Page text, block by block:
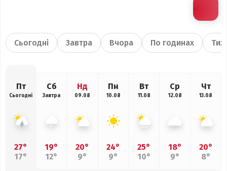
Сьогодні Завтра Вчора По годинах
Пт
Сьогодні
27°
17°
Сб
Завтра
19°
12°
Нд
09.08
20°
9°
Пн
10.08
24°
9°
Вт
11.08
25°
10°
Ср
12.08
18°
9°
Чт
13.08
20°
8°